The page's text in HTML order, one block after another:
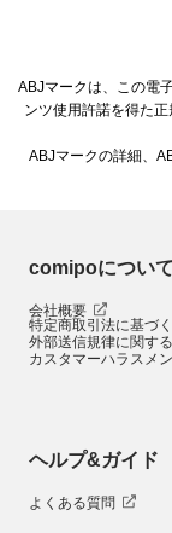
ABJマークは、この電
ンツ使用許諾を得た
ABJマークの詳細、
comipoについて
会社概要
特定商取引法に基づ
外部送信規律に関す
カスタマーハラスメ
ヘルプ&ガイド
よくある質問